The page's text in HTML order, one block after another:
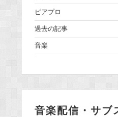
ピアプロ
過去の記事
音楽
音楽配信・サブ